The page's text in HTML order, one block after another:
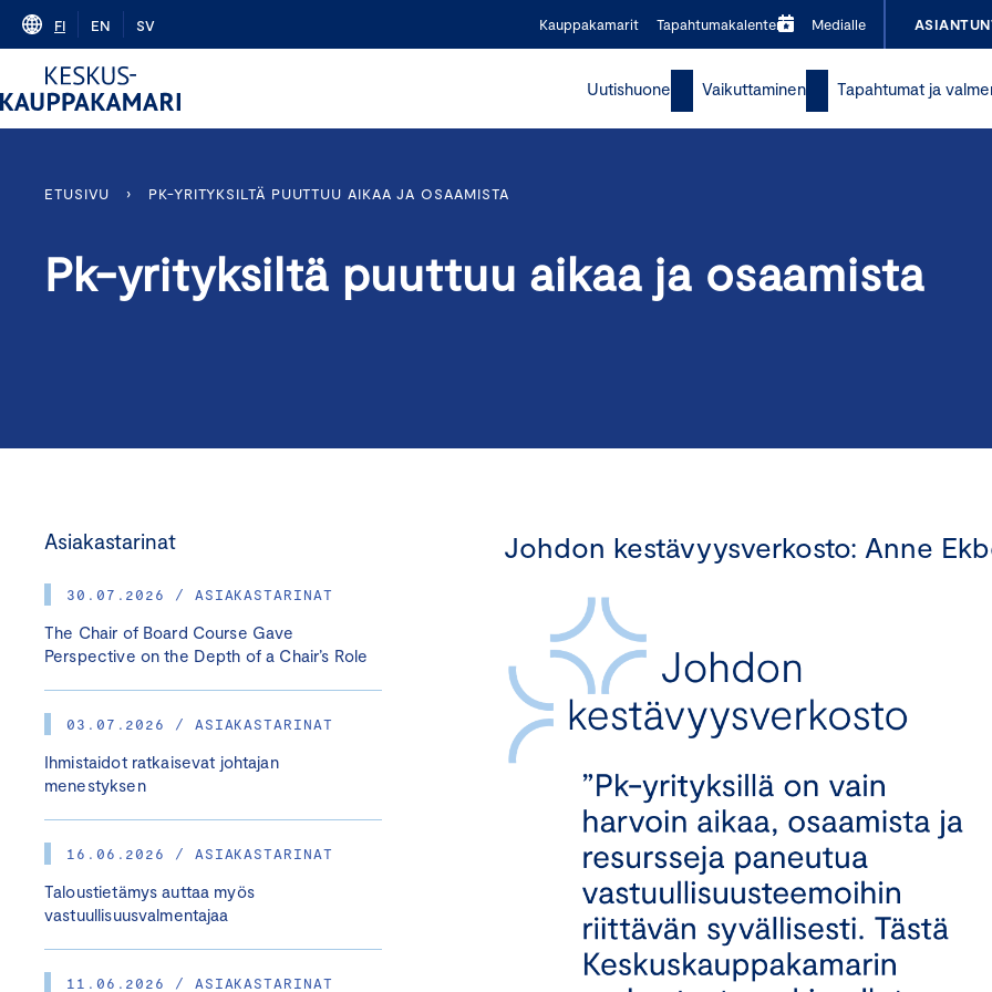
Skip
content
FI EN SV Kauppakamarit Tapahtumakalenteri Medialle
Uutishuone Vaikuttaminen Tapahtumat ja
ETUSIVU › PK-YRITYKSILTÄ PUUTTUU AIKAA JA OSAAMISTA
Pk-yrityksiltä puuttuu aikaa ja osaamista
Asiakastarinat
30.07.2026 / ASIAKASTARINAT
The Chair of Board Course Gave
Perspective on the Depth of a Chair’s Role
03.07.2026 / ASIAKASTARINAT
Ihmistaidot ratkaisevat johtajan
menestyksen
16.06.2026 / ASIAKASTARINAT
Taloustietämys auttaa myös
vastuullisuusvalmentajaa
11.06.2026 / ASIAKASTARINAT
Johdon kestävyysverkosto: Anne